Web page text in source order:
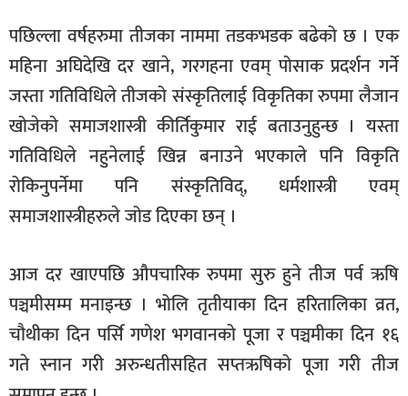
स्वास्थ्य
पछिल्ला वर्षहरुमा तीजका नाममा तडकभडक बढेको छ । एक
महिना अघिदेखि दर खाने, गरगहना एवम् पोसाक प्रदर्शन गर्ने
जस्ता गतिविधिले तीजको संस्कृतिलाई विकृतिका रुपमा लैजान
खोजेको समाजशास्त्री कीर्तिकुमार राई बताउनुहुन्छ । यस्ता
गतिविधिले नहुनेलाई खिन्न बनाउने भएकाले पनि विकृति
रोकिनुपर्नेमा पनि संस्कृतिविद्, धर्मशास्त्री एवम्
समाजशास्त्रीहरुले जोड दिएका छन् ।
आज दर खाएपछि औपचारिक रुपमा सुरु हुने तीज पर्व ऋषि
पञ्चमीसम्म मनाइन्छ । भोलि तृतीयाका दिन हरितालिका व्रत,
चौथीका दिन पर्सि गणेश भगवानकाे पूजा र पञ्चमीका दिन १६
गते स्नान गरी अरुन्धतीसहित सप्तऋषिको पूजा गरी तीज